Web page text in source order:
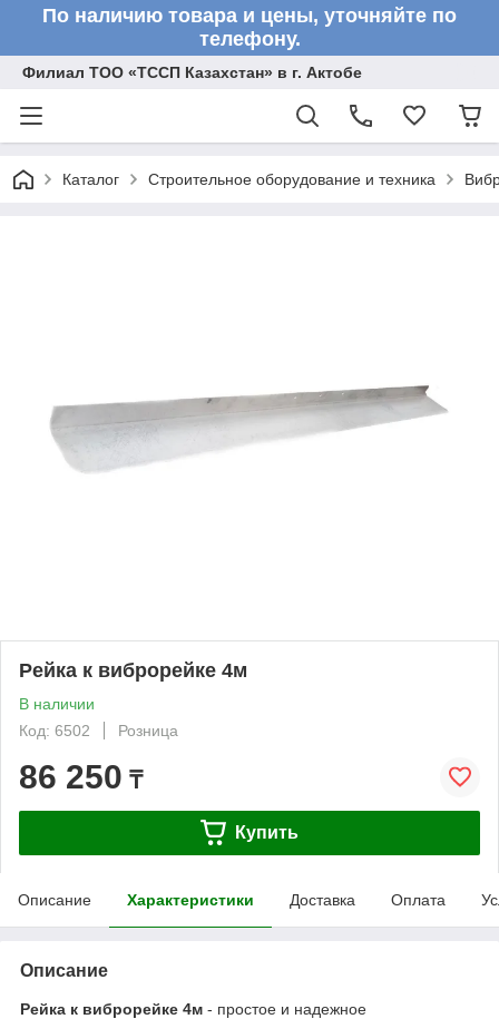
По наличию товара и цены, уточняйте по
телефону.
Филиал ТОО «ТССП Казахстан» в г. Актобе
Каталог Строительное оборудование и техника
Рейка к виброрейке 4м
В наличии
Код: 6502
Розница
86 250 ₸
Купить
Описание Характеристики Доставка Оплата
Описание
Рейка к виброрейке 4м - простое и надежное